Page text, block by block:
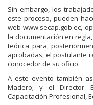
Sin embargo, los
este proceso, pueden
web www.secap.gob.ec,
la documentación en
teórica para,
aprobadas, el postulante
conocedor de su oficio.
A este evento también
Madero; y el Director
Capacitación Profesional,